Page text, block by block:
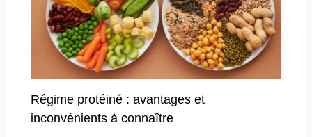
Régime protéiné : avantages et
inconvénients à connaître